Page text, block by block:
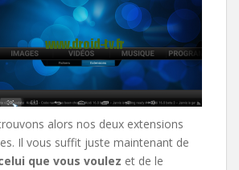
alors nos deux extensions
Il vous suffit juste maintenant de
que vous voulez et de le